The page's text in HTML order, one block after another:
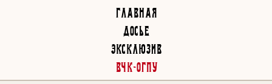
Главная
Досье
Эксклюзив
ВЧК-ОГПУ